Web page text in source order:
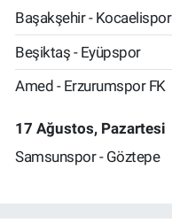
Başakşehir - Kocaelispor
Beşiktaş - Eyüpspor
Amed - Erzurumspor FK
17 Ağustos, Pazartesi
Samsunspor - Göztepe